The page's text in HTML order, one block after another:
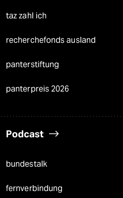
taz zahl ich
recherchefonds ausland
panterstiftung
panterpreis 2026
Podcast
bundestalk
fernverbindung